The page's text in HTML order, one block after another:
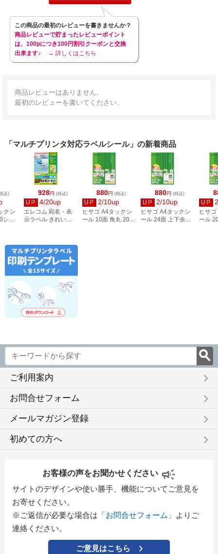
この商品の最初のレビューを書きませんか？
商品レビューで貯まったレビューポイント
は、100pにつき100円割引クーポンと交換
出来ます♪
→ 詳しくはこちら
商品レビューはありません。
最初のレビューを書いてください。
「マルチプリンタ対応ラベルシール」の新着商品
928円 (税込)
UP 4/20up
エレコム 宛名・表
示ラベル きれい貼
880円 (税込)
UP 2/10up
ヒサゴ A4タックシ
ール 10面 角丸 20シ
880円 (税込)
UP 2/10up
ヒサゴ A4タックシ
ール 24面 上下余白
UP
ヒサ
ール
込)
クシ
シー
ご利用案内 keyboard_arrow_right
お問合せフォーム keyboard_arrow_right
メールマガジン登録 keyboard_arrow_right
初めての方へ keyboard_arrow_right
お客様の声をお聞かせください
サイトのデザインや使い勝手、機能についてご意見を
お寄せください。
※ご返信が必要な場合は 「お問合せフォーム」
よりご
連絡ください。
ご意見はこちら